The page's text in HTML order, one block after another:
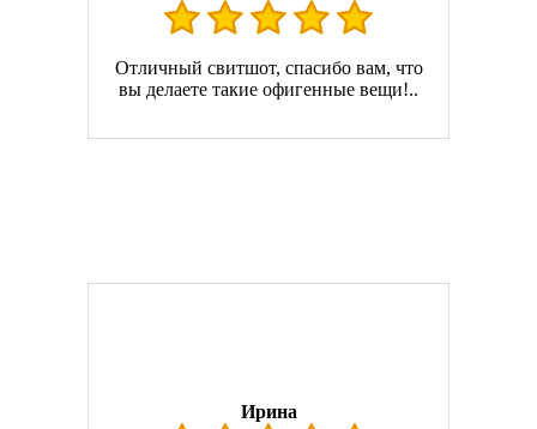
Отличный свитшот, спасибо вам, что
вы делаете такие офигенные вещи!..
Ирина